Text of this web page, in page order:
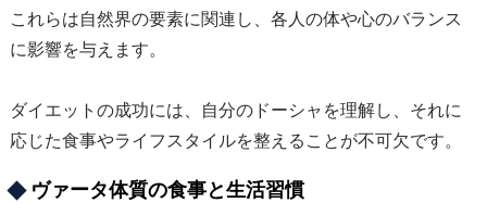
これらは自然界の要素に関連し、各人の体や心のバランス
に影響を与えます。
ダイエットの成功には、自分のドーシャを理解し、それに
応じた食事やライフスタイルを整えることが不可欠です。
ヴァータ体質の食事と生活習慣